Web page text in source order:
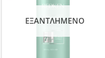
ΕΞΑΝΤΛΗΜΈΝΟ